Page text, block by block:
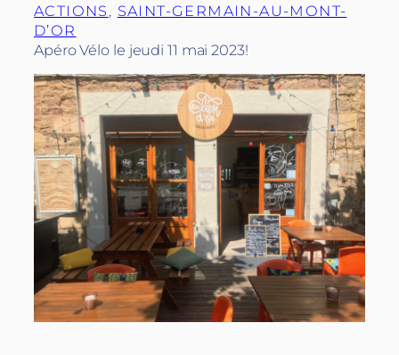
ACTIONS , SAINT-GERMAIN-AU-MONT-
D’OR
Apéro Vélo le jeudi 11 mai 2023!